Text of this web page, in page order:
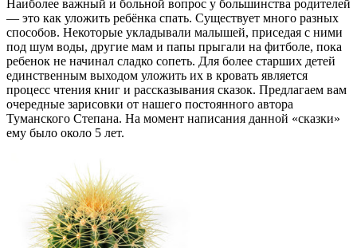
Наиболее важный и больной вопрос у большинства родителей
— это как уложить ребёнка спать. Существует много разных
способов. Некоторые укладывали малышей, приседая с ними
под шум воды, другие мам и папы прыгали на фитболе, пока
ребенок не начинал сладко сопеть. Для более старших детей
единственным выходом уложить их в кровать является
процесс чтения книг и рассказывания сказок. Предлагаем вам
очередные зарисовки от нашего постоянного автора
Туманского Степана. На момент написания данной «сказки»
ему было около 5 лет.